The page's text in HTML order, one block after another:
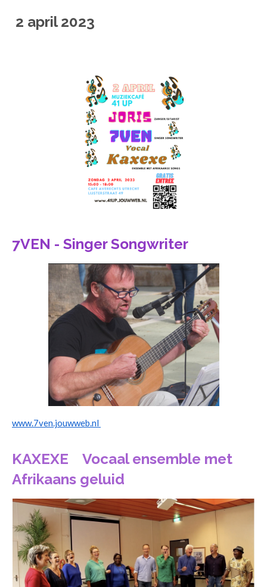
2 april 2023
7VEN - Singer Songwriter
www.7ven.jouwweb.nl
KAXEXE Vocaal ensemble met
Afrikaans geluid